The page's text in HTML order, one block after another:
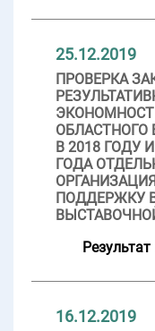
25.12.2019
ПРОВЕРКА
ОБЛАСТНОГО
В 2018 ГОДУ
ГОДА
ПОДДЕРЖКУ
16.12.2019